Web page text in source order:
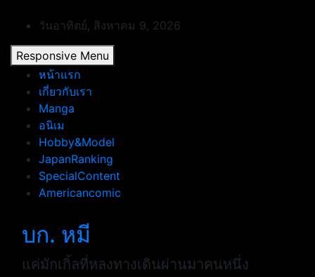
content
วันอาทิตย์, สิงหาคม 9, 2026
Responsive Menu
หน้าแรก
เกี่ยวกับเรา
Manga
อนิเม
Hobby&Model
JapanRanking
SpecialContent
Americancomic
บก. หมี
แค่มักเกิ้ลที่หลงทางเดินผ่านมาคนหนึ่ง